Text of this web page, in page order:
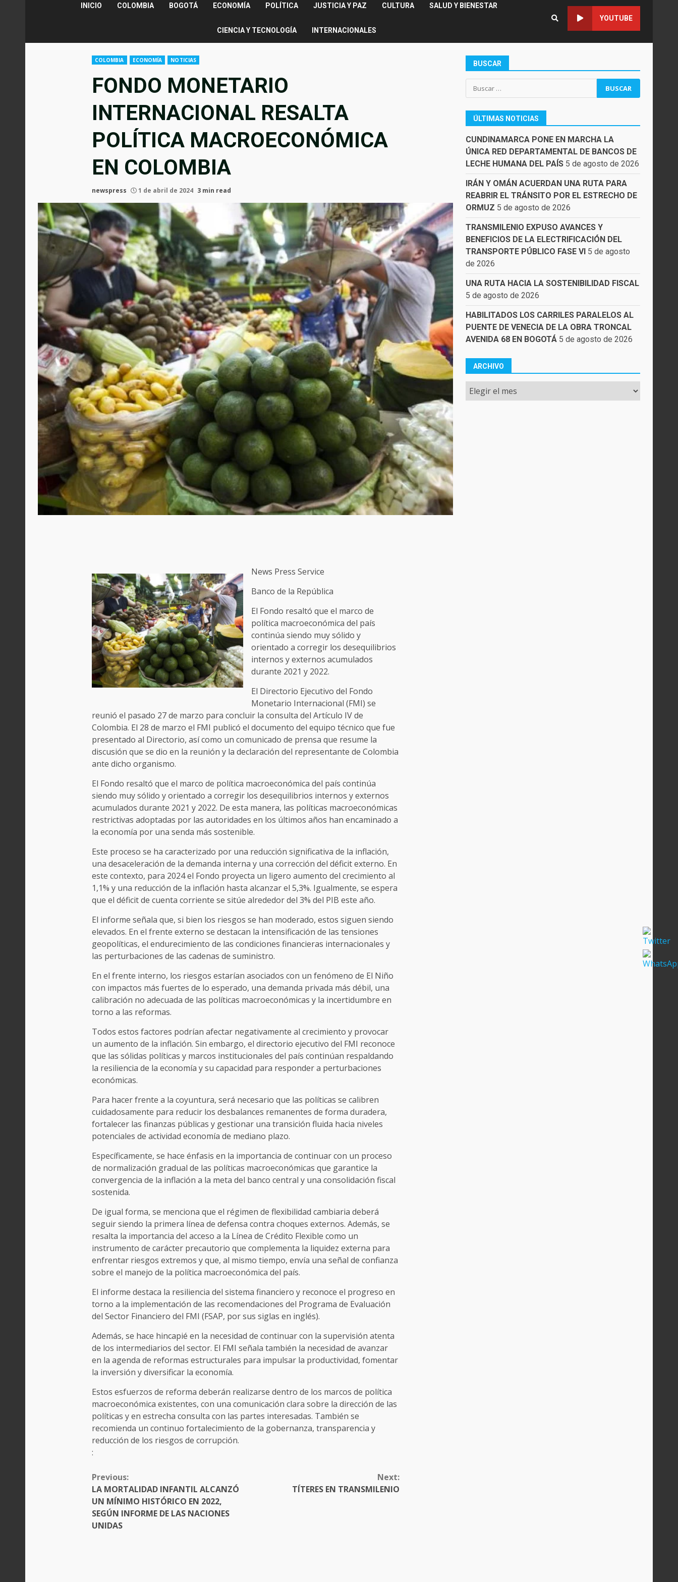
INICIO COLOMBIA BOGOTÁ ECONOMÍA POLÍTICA JUSTICIA Y PAZ CULTURA SALUD Y BIENESTAR
CIENCIA Y TECNOLOGÍA INTERNACIONALES
YOUTUBE
COLOMBIA ECONOMÍA NOTICIAS
FONDO MONETARIO
INTERNACIONAL RESALTA
POLÍTICA MACROECONÓMICA
EN COLOMBIA
newspress 1 de abril de 2024 3 min read
News Press Service
Banco de la República
El Fondo resaltó que el marco de
política macroeconómica del país
continúa siendo muy sólido y
orientado a corregir los desequilibrios
internos y externos acumulados
durante 2021 y 2022.
El Directorio Ejecutivo del Fondo
Monetario Internacional (FMI) se
reunió el pasado 27 de marzo para concluir la consulta del Artículo IV de
Colombia. El 28 de marzo el FMI publicó el documento del equipo técnico que fue
presentado al Directorio, así como un comunicado de prensa que resume la
discusión que se dio en la reunión y la declaración del representante de Colombia
ante dicho organismo.
El Fondo resaltó que el marco de política macroeconómica del país continúa
siendo muy sólido y orientado a corregir los desequilibrios internos y externos
acumulados durante 2021 y 2022. De esta manera, las políticas macroeconómicas
restrictivas adoptadas por las autoridades en los últimos años han encaminado a
la economía por una senda más sostenible.
Este proceso se ha caracterizado por una reducción significativa de la inflación,
una desaceleración de la demanda interna y una corrección del déficit externo. En
este contexto, para 2024 el Fondo proyecta un ligero aumento del crecimiento al
1,1% y una reducción de la inflación hasta alcanzar el 5,3%. Igualmente, se espera
que el déficit de cuenta corriente se sitúe alrededor del 3% del PIB este año.
El informe señala que, si bien los riesgos se han moderado, estos siguen siendo
elevados. En el frente externo se destacan la intensificación de las tensiones
geopolíticas, el endurecimiento de las condiciones financieras internacionales y
las perturbaciones de las cadenas de suministro.
En el frente interno, los riesgos estarían asociados con un fenómeno de El Niño
con impactos más fuertes de lo esperado, una demanda privada más débil, una
calibración no adecuada de las políticas macroeconómicas y la incertidumbre en
torno a las reformas.
Todos estos factores podrían afectar negativamente al crecimiento y provocar
un aumento de la inflación. Sin embargo, el directorio ejecutivo del FMI reconoce
que las sólidas políticas y marcos institucionales del país continúan respaldando
la resiliencia de la economía y su capacidad para responder a perturbaciones
económicas.
Para hacer frente a la coyuntura, será necesario que las políticas se calibren
cuidadosamente para reducir los desbalances remanentes de forma duradera,
fortalecer las finanzas públicas y gestionar una transición fluida hacia niveles
potenciales de actividad economía de mediano plazo.
Específicamente, se hace énfasis en la importancia de continuar con un proceso
de normalización gradual de las políticas macroeconómicas que garantice la
convergencia de la inflación a la meta del banco central y una consolidación fiscal
sostenida.
De igual forma, se menciona que el régimen de flexibilidad cambiaria deberá
seguir siendo la primera línea de defensa contra choques externos. Además, se
resalta la importancia del acceso a la Línea de Crédito Flexible como un
instrumento de carácter precautorio que complementa la liquidez externa para
enfrentar riesgos extremos y que, al mismo tiempo, envía una señal de confianza
sobre el manejo de la política macroeconómica del país.
El informe destaca la resiliencia del sistema financiero y reconoce el progreso en
torno a la implementación de las recomendaciones del Programa de Evaluación
del Sector Financiero del FMI (FSAP, por sus siglas en inglés).
Además, se hace hincapié en la necesidad de continuar con la supervisión atenta
de los intermediarios del sector. El FMI señala también la necesidad de avanzar
en la agenda de reformas estructurales para impulsar la productividad, fomentar
la inversión y diversificar la economía.
Estos esfuerzos de reforma deberán realizarse dentro de los marcos de política
macroeconómica existentes, con una comunicación clara sobre la dirección de las
políticas y en estrecha consulta con las partes interesadas. También se
recomienda un continuo fortalecimiento de la gobernanza, transparencia y
reducción de los riesgos de corrupción.
:
CONTINUE
READING
Previous:
LA MORTALIDAD INFANTIL ALCANZÓ
UN MÍNIMO HISTÓRICO EN 2022,
SEGÚN INFORME DE LAS NACIONES
UNIDAS
Next:
TÍTERES EN TRANSMILENIO
BUSCAR
Buscar:
ÚLTIMAS NOTICIAS
CUNDINAMARCA PONE EN MARCHA LA
ÚNICA RED DEPARTAMENTAL DE BANCOS DE
LECHE HUMANA DEL PAÍS 5 de agosto de 2026
IRÁN Y OMÁN ACUERDAN UNA RUTA PARA
REABRIR EL TRÁNSITO POR EL ESTRECHO DE
ORMUZ 5 de agosto de 2026
TRANSMILENIO EXPUSO AVANCES Y
BENEFICIOS DE LA ELECTRIFICACIÓN DEL
TRANSPORTE PÚBLICO FASE VI 5 de agosto
de 2026
UNA RUTA HACIA LA SOSTENIBILIDAD FISCAL
5 de agosto de 2026
HABILITADOS LOS CARRILES PARALELOS AL
PUENTE DE VENECIA DE LA OBRA TRONCAL
AVENIDA 68 EN BOGOTÁ 5 de agosto de 2026
ARCHIVO
Archivo